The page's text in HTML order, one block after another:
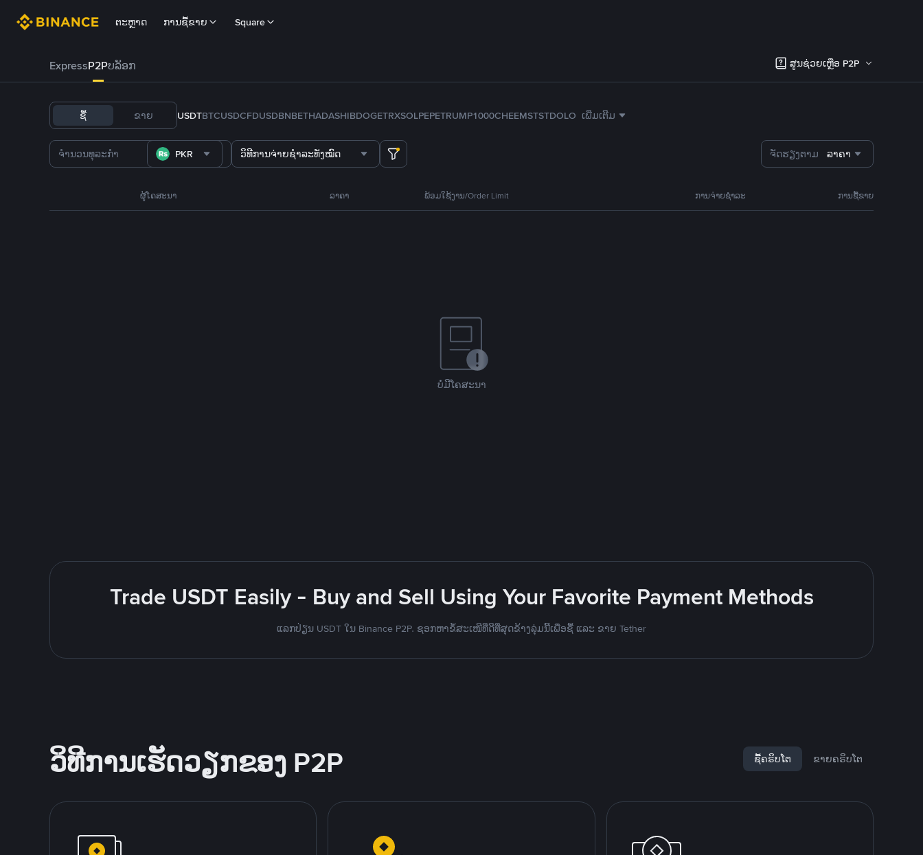
ຕະຫຼາດ ການຊື້ຂາຍ Square
ExpressP2Pບລັອກ ສູນຊ່ວຍເຫຼືອ P2P
ຊື້ ຂາຍ USDTBTCUSDCFDUSDBNBETHADASHIBDOGETRXSOLPEPETRUMP1000CHEEMSTSTDOLO ເພີ່ມເຕີມ
PKR ວິທີການຈ່າຍຊຳລະທັງໝົດ ຈັດຮຽງຕາມ ລາຄາ
ຜູ້ໂຄສະນາ ລາຄາ ພ້ອມໃຊ້ງານ/Order Limit ການຈ່າຍຊຳລະ ການຊື້ຂາຍ
ບໍ່ມີໂຄສະນາ
Trade USDT Easily - Buy and Sell Using Your Favorite Payment Methods
ແລກປ່ຽນ USDT ໃນ Binance P2P. ຊອກຫາຂໍ້ສະເໜີທີ່ດີທີ່ສຸດຂ້າງລຸ່ມນີ້ເພື່ອຊື້ ແລະ ຂາຍ Tether
ວິທີການເຮັດວຽກຂອງ P2P ຊື້ຄຣິບໂຕ ຂາຍຄຣິບໂຕ